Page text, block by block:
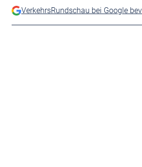
VerkehrsRundschau bei Google